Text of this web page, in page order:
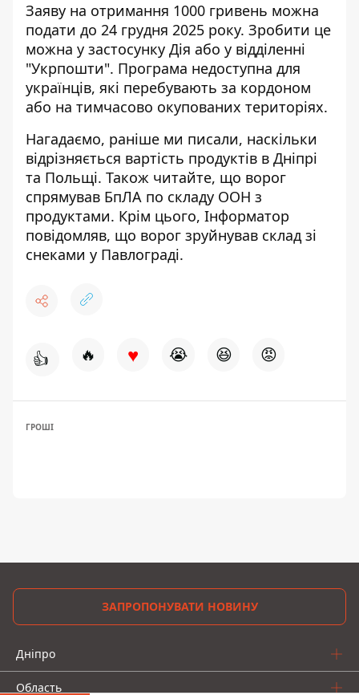
Заяву на отримання 1000 гривень можна
подати до 24 грудня 2025 року. Зробити це
можна у застосунку Дія або у відділенні
"Укрпошти". Програма недоступна для
українців, які перебувають за кордоном
або на тимчасово окупованих територіях.
Нагадаємо, раніше ми писали, наскільки
відрізняється вартість продуктів в Дніпрі
та Польщі. Також читайте, що ворог
спрямував БпЛА по складу ООН з
продуктами. Крім цього, Інформатор
повідомляв, що ворог зруйнував склад зі
снеками у Павлограді.
👍 🔥 ♥ 😭 😆 😡
ГРОШІ
ЗАПРОПОНУВАТИ НОВИНУ
Дніпро
Область